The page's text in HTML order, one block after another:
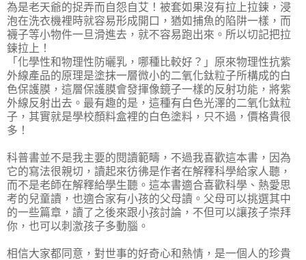
為是老天爺的捉弄而自怨自艾！被套如果沒有拉上拉鍊，浸
泡在洗衣機裡時就容易形成開口，猶如捕魚的陷阱一樣，而
襪子等小物件一旦滑進去，就不容易跑出來。所以切記把拉
鍊拉上！
「化學性和物理性防曬乳，哪種比較好？」原來物理性抗紫
外線產品的原理是塗抹一層微小的二氧化鈦粒子所構成的白
色保護膜，這層保護膜會發揮像鏡子一樣的反射功能，將紫
外線反射出去。最有趣的是，這種有白色光澤的二氧化鈦粒
子，其實就是學校顏料盒裡的白色塗料，只不過，價格貴很
多！
科普書並不是我主要的閱讀範疇，不過我喜歡這本書，因為
它的寫法很親切，讀起來彷彿是作者在解釋科學給家人聽，
而不是老師在解釋給學生聽。這本書適合喜歡科學、熱愛思
考的兒童讀，也適合家有小孩的父母讀。父母可以挑選其中
的一些篇章，讀了之後來跟小孩討論，不但可以讓孩子崇拜
你，也可以刺激孩子多動腦。
相信大家都同意，對世事的好奇心和熱情，是一個人的珍貴